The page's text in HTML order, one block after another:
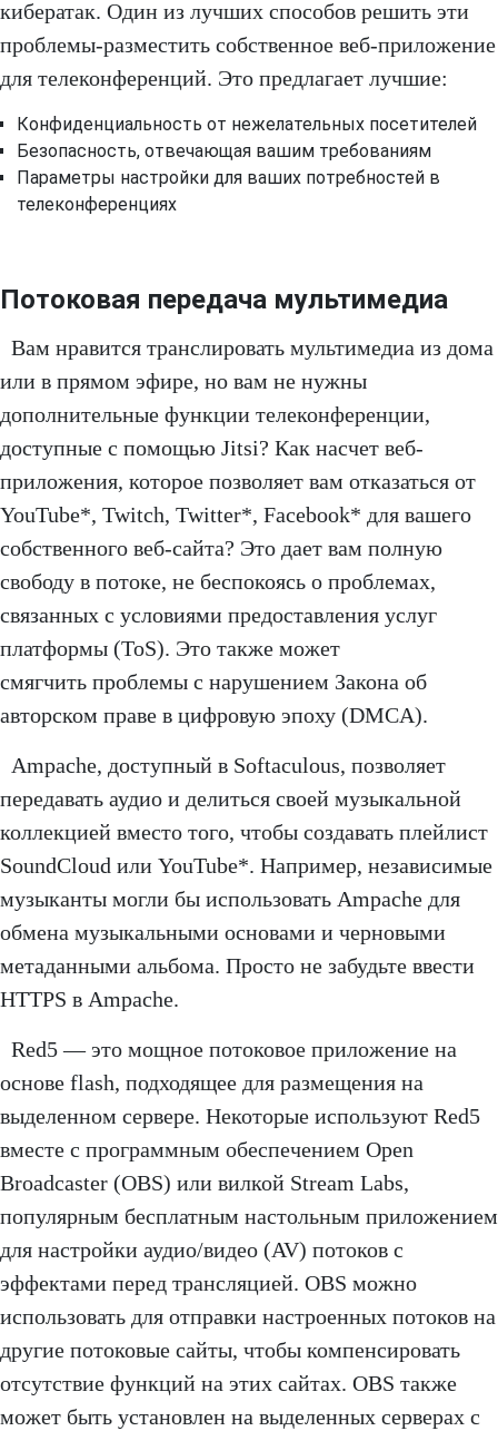
кибератак. Один из лучших способов решить эти
проблемы-разместить собственное веб-приложение
для телеконференций. Это предлагает лучшие:
Конфиденциальность от нежелательных посетителей
Безопасность, отвечающая вашим требованиям
Параметры настройки для ваших потребностей в
телеконференциях
Потоковая передача мультимедиа
Вам нравится транслировать мультимедиа из дома
или в прямом эфире, но вам не нужны
дополнительные функции телеконференции,
доступные с помощью Jitsi? Как насчет веб-
приложения, которое позволяет вам отказаться от
YouTube*, Twitch, Twitter*, Facebook* для вашего
собственного веб-сайта? Это дает вам полную
свободу в потоке, не беспокоясь о проблемах,
связанных с условиями предоставления услуг
платформы (ToS). Это также может
смягчить проблемы с нарушением Закона об
авторском праве в цифровую эпоху (DMCA).
Ampache, доступный в Softaculous, позволяет
передавать аудио и делиться своей музыкальной
коллекцией вместо того, чтобы создавать плейлист
SoundCloud или YouTube*. Например, независимые
музыканты могли бы использовать Ampache для
обмена музыкальными основами и черновыми
метаданными альбома. Просто не забудьте ввести
HTTPS в Ampache.
Red5 — это мощное потоковое приложение на
основе flash, подходящее для размещения на
выделенном сервере. Некоторые используют Red5
вместе с программным обеспечением Open
Broadcaster (OBS) или вилкой Stream Labs,
популярным бесплатным настольным приложением
для настройки аудио/видео (AV) потоков с
эффектами перед трансляцией. OBS можно
использовать для отправки настроенных потоков на
другие потоковые сайты, чтобы компенсировать
отсутствие функций на этих сайтах. OBS также
может быть установлен на выделенных серверах с